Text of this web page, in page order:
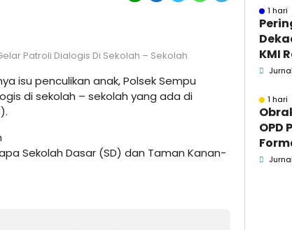
Patroli Dialogis Di Sekolah – Sekolah
isu penculikan anak, Polsek Sempu
di sekolah – sekolah yang ada di
Sekolah Dasar (SD) dan Taman Kanan-
1 hari
KMI
1 hari
OPD